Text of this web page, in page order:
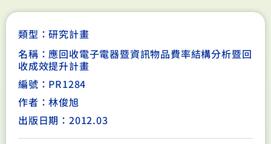
類型：研究計畫
名稱：應回收電子電器暨資訊物品費率結構分析暨回
收成效提升計畫
編號：PR1284
作者：林俊旭
出版日期：2012.03